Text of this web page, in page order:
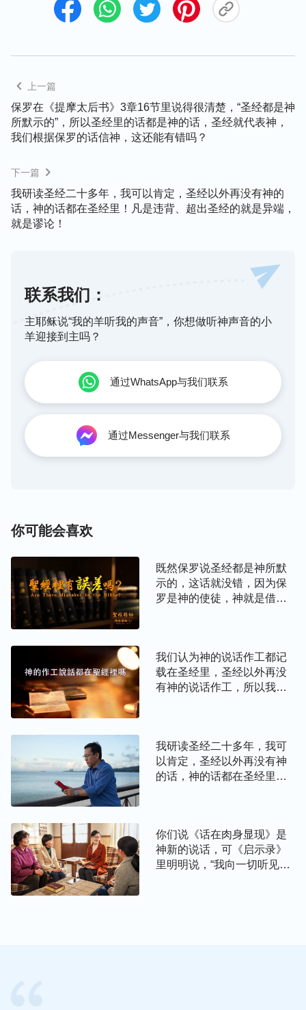
（《话在肉身显现·你当寻求与基督相合之道》）
圣经取代神、假冒神，利用圣经字句抵挡定罪神作工
的实质真相，这就完全暴露出了他们仇恨真理抵挡神
的撒但本性。回想当初，法利赛人顽固地持守圣经，
把神定规在圣经中，他们从来也不寻求真理，从来也
了许多的真理，显明了很多的神迹奇事，已经显明了
神的权柄和能力，然而法利赛人怎么样呢？他们不管
主耶稣的道讲得有多高，权柄有多大，只要不符合圣
经的字句，他们就疯狂地定罪、抵挡主耶稣，并且因
僭妄的话，最终把仁慈的主耶稣活活地钉在十字架
上，这就完全显明了他们仇恨真理、抵挡神的撒但恶
样，他们竭力地高举圣经、见证圣经，却从来不高举
真理，他们专讲一些圣经知识、神学理论，散布各种
似是而非、空洞的属灵理论来迷惑人、辖制人、捆绑
人，说什么“神的说话作工都记载在圣经里，圣经以
外再没有神的说话作工了，人信神那就是信圣经，离
开了圣经就不叫信神，只要持守圣经就能被提进天
当作神来对待，无形中圣经成了信主之人的紧箍咒，
主在人心里的地位就荡然无存了，这样的后果是什
么？人对主的信心、认识就归于乌有了！宗教界牧师
长老讲解圣经，最后就是这种结果。
——电影剧本《打开紧箍咒》
上一篇
保罗在《提摩太后书》3章16节里说得很清楚，“圣经都是神
所默示的”，所以圣经里的话都是神的话，圣经就代表神，
我们根据保罗的话信神，这还能有错吗？
下一篇
我研读圣经二十多年，我可以肯定，圣经以外再没有神的
话，神的话都在圣经里！凡是违背、超出圣经的就是异端，
就是谬论！
联系我们：
主耶稣说“我的羊听我的声音”，你想做听神声音的小
羊迎接到主吗？
通过WhatsApp与我们联系
通过Messenger与我们联系
你可能会喜欢
既然保罗说圣经都是神所默
示的，这话就没错，因为保
罗是神的使徒，神就是借着
我们认为神的说话作工都记
载在圣经里，圣经以外再没
有神的说话作工，所以我们
我研读圣经二十多年，我可
以肯定，圣经以外再没有神
的话，神的话都在圣经里！
你们说《话在肉身显现》是
神新的说话，可《启示录》
里明明说，“我向一切听见这